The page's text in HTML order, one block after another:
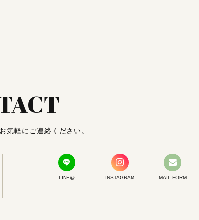
気軽にご連絡ください。
LINE@ INSTAGRAM MAIL FORM